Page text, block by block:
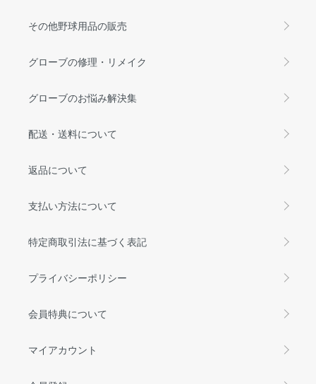
その他野球用品の販売
グローブの修理・リメイク
グローブのお悩み解決集
配送・送料について
返品について
支払い方法について
特定商取引法に基づく表記
プライバシーポリシー
会員特典について
マイアカウント